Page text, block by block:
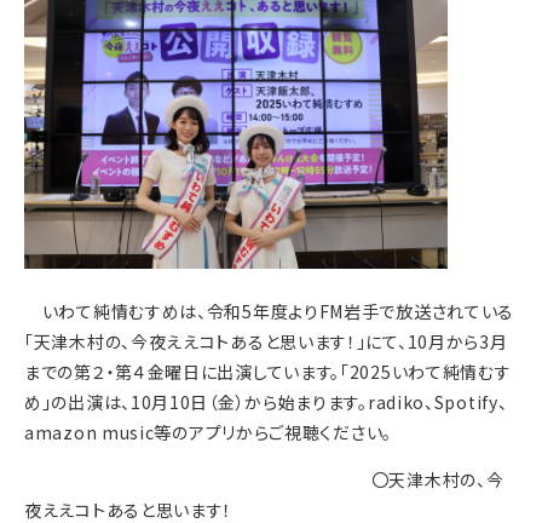
いわて純情むすめは、令和5年度よりFM岩手で放送されている
「天津木村の、今夜ええコトあると思います！」にて、10月から3月
までの第２・第４金曜日に出演しています。「2025いわて純情むす
め」の出演は、10月10日（金）から始まります。radiko、Spotify、
amazon music等のアプリからご視聴ください。
〇天津木村の、今
夜ええコトあると思います！